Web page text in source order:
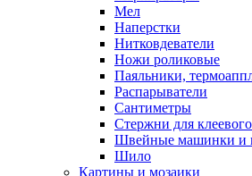
Мел
Наперстки
Нитковдеватели
Ножи роликовые
Паяльники,
Распарыватели
Сантиметры
Стержни для
Швейные машинки и
Шило
Картины и мозаики